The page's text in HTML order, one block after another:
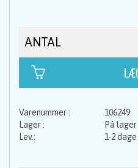
ANTAL
106249
På lager
1-2 dage